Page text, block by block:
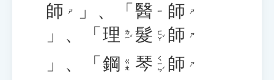
師 ㄕ 」、「 醫 ㄧ 師 ㄕ
」、「 理 ㄌㄧˇ 髮 ㄈㄚˇ 師 ㄕ
」、「 鋼 ㄍㄤ 琴 ㄑㄧㄣˊ 師 ㄕ